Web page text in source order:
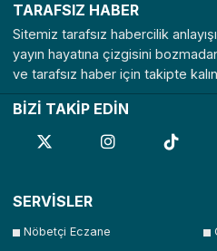
TARAFSIZ HABER
Sitemiz tarafsız habercilik anlayışı
yayın hayatına çizgisini
ve tarafsız haber için takipte
BİZİ TAKİP EDİN
SERVİSLER
Nöbetçi Eczane